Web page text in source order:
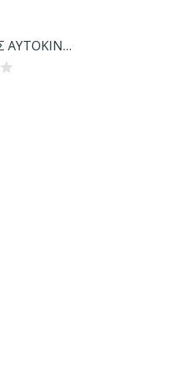
KSL-2100 ΕΝΙΣΧΥΤΗΣ ΑΥΤΟΚΙΝΗΤΟΥ